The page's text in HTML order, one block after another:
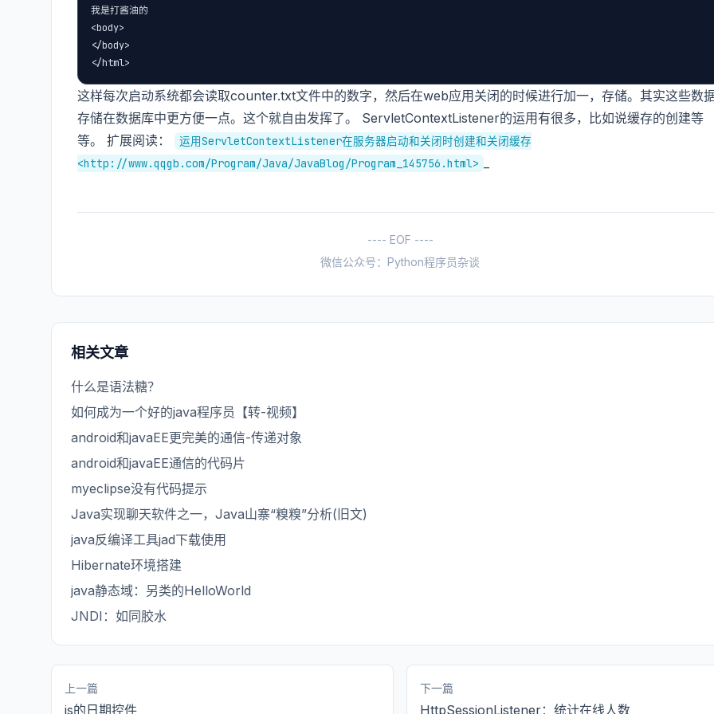
我是打酱油的
<body>
</body>
</html>
这样每次启动系统都会读取counter.txt文件中的数字，然后在web应用关闭的时候进行加一，存储。其实这些数
存储在数据库中更方便一点。这个就自由发挥了。 ServletContextListener的运用有很多，比如说缓存的创建等
等。 扩展阅读：
运用ServletContextListener在服务器启动和关闭时创建和关闭缓存
<http://www.qqgb.com/Program/Java/JavaBlog/Program_145756.html>
---- EOF ----
微信公众号：Python程序员杂谈
相关文章
什么是语法糖？
如何成为一个好的java程序员【转-视频】
android和javaEE更完美的通信-传递对象
android和javaEE通信的代码片
myeclipse没有代码提示
Java实现聊天软件之一，Java山寨“糗糗”分析(旧文)
java反编译工具jad下载使用
Hibernate环境搭建
java静态域：另类的HelloWorld
JNDI：如同胶水
上一篇
js的日期控件
下一篇
HttpSessionListener：统计在线人数